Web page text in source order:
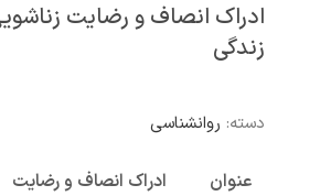
ادراک انصاف و رضایت
زندگی
دسته: روانشناسی
عنوان
ادراک انصاف و رضایت